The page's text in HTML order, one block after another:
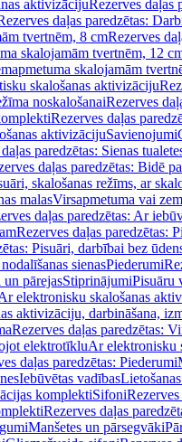
aktivizācijuRezerves daļas
daļas paredzētas:
tvertnēm, 8 cmRezerves
skalojamām tvertnēm, 12
skalojamām
skalošanas aktivizāciju
noskalošanaiRezerves
Rezerves daļas
aktivizācijuSavienojumi
paredzētas: Sienas
daļas paredzētas: Bidē
skalošanas režīms, ar
malasVirsapmetuma vai
daļas paredzētas: Ar
Rezerves daļas paredzētas:
Pisuāri, darbībai bez
sienasPiederumi
un pārejasStiprinājumiPisuāru
elektronisku skalošanas
aktivizāciju, darbināšana,
Rezerves daļas paredzētas:
elektrotīkluAr elektronisku
daļas paredzētas: Piederumi
Iebūvētas vadības
komplektiSifoni
Rezerves daļas
Manšetes un pārsegvāki